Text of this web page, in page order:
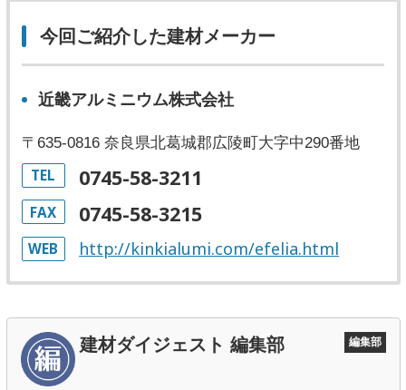
今回ご紹介した建材メーカー
近畿アルミニウム株式会社
〒635-0816 奈良県北葛城郡広陵町大字中290番地
TEL 0745-58-3211
FAX 0745-58-3215
WEB http://kinkialumi.com/efelia.html
建材ダイジェスト 編集部 編集部